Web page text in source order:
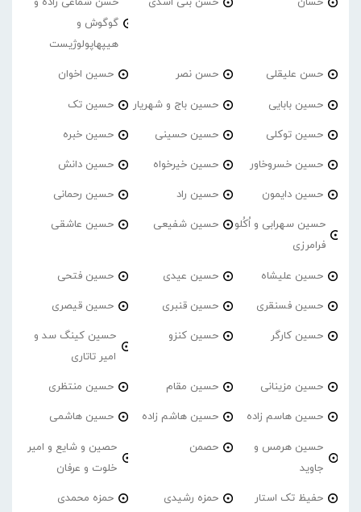
گوگوش و
هیپهاپولوژیست
حسن علیقلی حسن نصر حسین اخوان
حسین بابایی حسین باج و شهریار حسین تک
حسین توکلی حسین حسینی حسین خبره
حسین خسروخاور حسین خیرخواه حسین دانش
حسین دایمون حسین راد حسین رحمانی
حسین سهرابی و اُکُلو
فرامرزی
حسین شفیعی حسین عاشقی
حسین علیشاه حسین عیدی حسین فتحی
حسین فسنقری حسین قنبری حسین قیصری
حسین کارگر حسین کنزو
حسین کینگ سد و
امیر تاتاری
حسین مزینانی حسین مقام حسین منتظری
حسین هاسم زاده حسین هاشم زاده حسین هاشمی
حسین هرمس و
جاوید
حصمن
حصین و شایع و امیر
خلوت و عرفان
حفیظ تک استار حمزه رشیدی حمزه محمدی